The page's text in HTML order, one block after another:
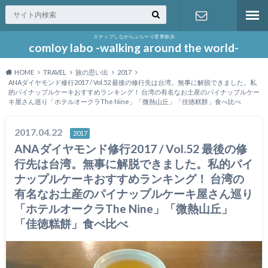
スナップしながらぶら〜り世界散歩
comloy labo -walking around the world-
お問い合わ
HOME TRAVEL 旅の思い出
2017
ANAダイヤモンド修行2017 / Vol.52 最後の修行先は台湾。無事に解脱できました。私
的パイナップルケーキおすすめランキング！ 台湾の有名なお土産のパイナップルケー
キ屋さん巡り「ホテルオークラThe Nine」「微熱山丘」「佳徳糕餅」食べ比べ
2017.04.22 2017
ANAダイヤモンド修行2017 / Vol.52 最後の修
行先は台湾。無事に解脱できました。私的パイ
ナップルケーキおすすめランキング！ 台湾の
有名なお土産のパイナップルケーキ屋さん巡り
「ホテルオークラThe Nine」「微熱山丘」
「佳徳糕餅」食べ比べ